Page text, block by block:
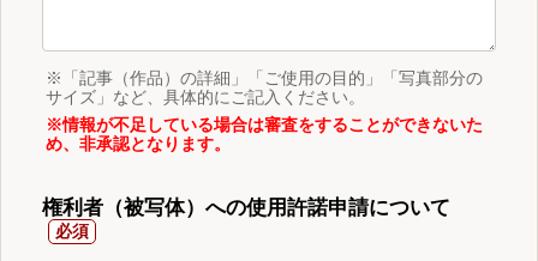
※「記事（作品）の詳細」「ご使用の目的」「写真部分の
サイズ」など、具体的にご記入ください。
※情報が不足している場合は審査をすることができないた
め、非承認となります。
権利者（被写体）への使用許諾申請について